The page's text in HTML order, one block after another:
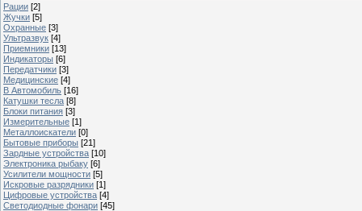
Рации [2]
Жучки [5]
Охранные [3]
Ультразвук [4]
Приемники [13]
Индикаторы [6]
Передатчики [3]
Медицинские [4]
В Автомобиль [16]
Катушки тесла [8]
Блоки питания [3]
Измерительные [1]
Металлоискатели [0]
Бытовые приборы [21]
Зардные устройства [10]
Электроника рыбаку [6]
Усилители мощности [5]
Искровые разрядники [1]
Цифровые устройства [4]
Светодиодные фонари [45]